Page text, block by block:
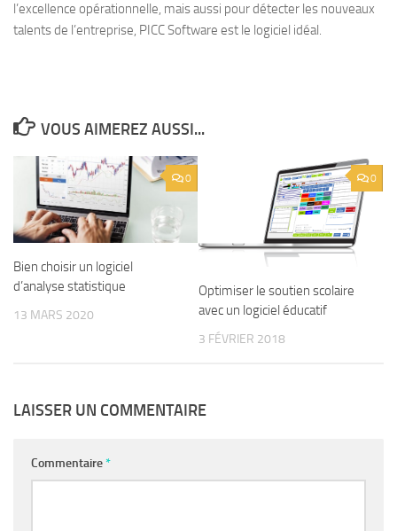
l’excellence opérationnelle, mais aussi pour détecter les nouveaux
talents de l’entreprise, PICC Software est le logiciel idéal.
VOUS AIMEREZ AUSSI...
0
Bien choisir un logiciel
d’analyse statistique
13 MARS 2020
0
Optimiser le soutien scolaire
avec un logiciel éducatif
3 FÉVRIER 2018
LAISSER UN COMMENTAIRE
Commentaire*